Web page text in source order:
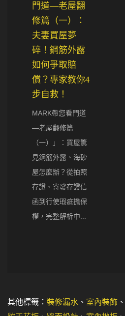
門道—老屋翻
修篇（一）：
夫妻買屋夢
碎！鋼筋外露
如何爭取賠
償？專家教你4
步自救！
MARK帶您看門道
—老屋翻修篇
（一）」：買屋驚
見鋼筋外露、海砂
屋怎麼辦？從拍照
存證、寄發存證信
函到行使瑕疵擔保
權，完整解析中...
其他標籤： 裝修漏水 、 室內裝飾 、